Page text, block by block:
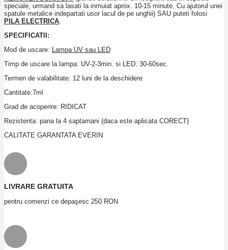
speciale, urmand sa lasati la inmuiat aprox. 10-15 minute. Cu ajutorul unei
spatule metalice indepartati usor lacul de pe unghii) SAU puteti folosi
PILA ELECTRICA
SPECIFICATII:
Mod de uscare: Lampa UV sau LED
Timp de uscare la lampa: UV-2-3min. si LED: 30-60sec.
Termen de valabilitate: 12 luni de la deschidere
Cantitate:7ml
Grad de acoperire: RIDICAT
Rezistenta: pana la 4 saptamani (daca este aplicata CORECT)
CALITATE GARANTATA EVERIN
LIVRARE GRATUITA
pentru comenzi ce depaşesc 250 RON